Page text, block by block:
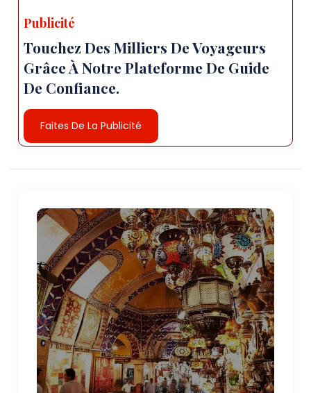
Publicité
Touchez Des Milliers De Voyageurs
Grâce À Notre Plateforme De Guide
De Confiance.
Faites De La Publicité